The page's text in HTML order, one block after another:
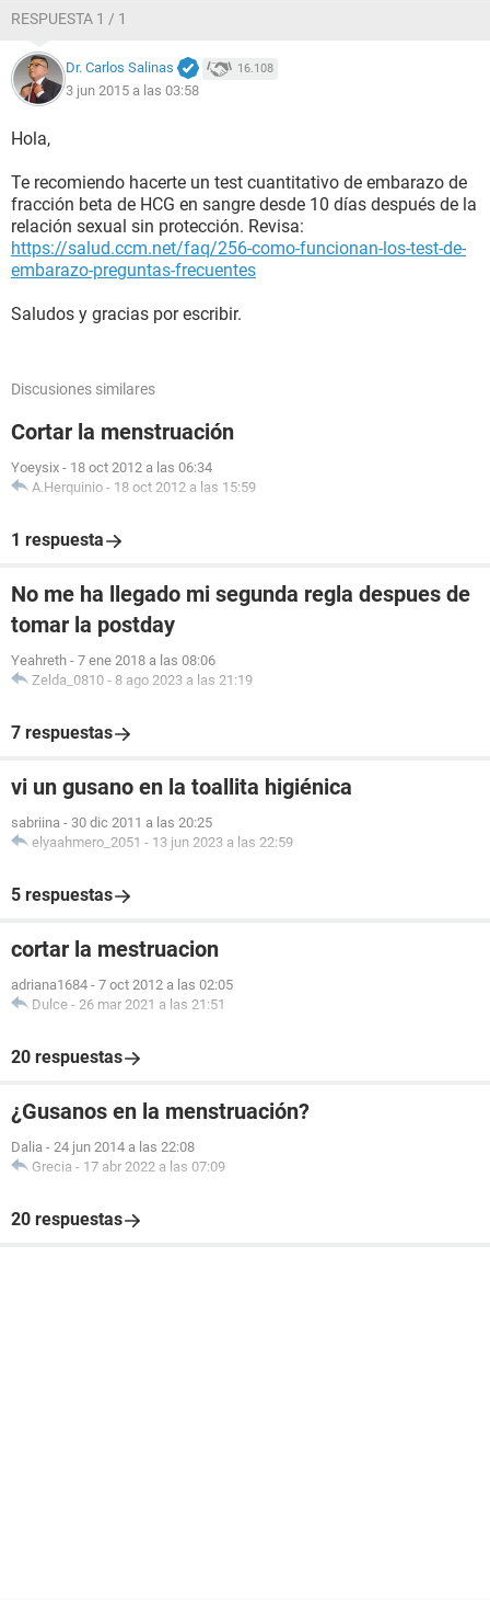
RESPUESTA 1 / 1
Dr. Carlos Salinas 16.108
3 jun 2015 a las 03:58
Hola,
Te recomiendo hacerte un test cuantitativo de embarazo de
fracción beta de HCG en sangre desde 10 días después de la
relación sexual sin protección. Revisa:
https://salud.ccm.net/faq/256-como-funcionan-los-test-de-
embarazo-preguntas-frecuentes
Saludos y gracias por escribir.
Discusiones similares
Cortar la menstruación
Yoeysix - 18 oct 2012 a las 06:34
A.Herquinio - 18 oct 2012 a las 15:59
1 respuesta
No me ha llegado mi segunda regla despues de
tomar la postday
Yeahreth - 7 ene 2018 a las 08:06
Zelda_0810 - 8 ago 2023 a las 21:19
7 respuestas
vi un gusano en la toallita higiénica
sabriina - 30 dic 2011 a las 20:25
elyaahmero_2051 - 13 jun 2023 a las 22:59
5 respuestas
cortar la mestruacion
adriana1684 - 7 oct 2012 a las 02:05
Dulce - 26 mar 2021 a las 21:51
20 respuestas
¿Gusanos en la menstruación?
Dalia - 24 jun 2014 a las 22:08
Grecia - 17 abr 2022 a las 07:09
20 respuestas